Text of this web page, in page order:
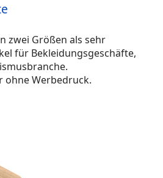
zwei Größen als sehr
für Bekleidungsgeschäfte,
ohne Werbedruck.